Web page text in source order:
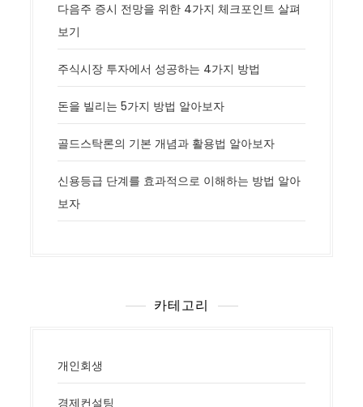
다음주 증시 전망을 위한 4가지 체크포인트 살펴
보기
주식시장 투자에서 성공하는 4가지 방법
돈을 빌리는 5가지 방법 알아보자
골드스탁론의 기본 개념과 활용법 알아보자
신용등급 단계를 효과적으로 이해하는 방법 알아
보자
카테고리
개인회생
경제컨설팅